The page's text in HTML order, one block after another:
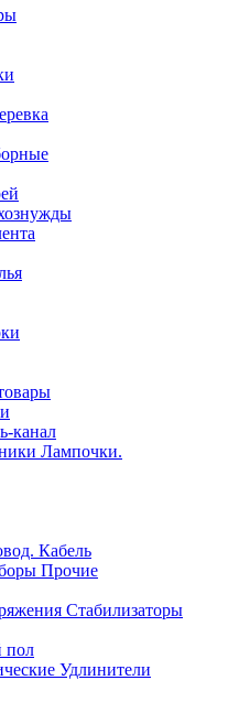
канал
Лампочки.
Кабель
Прочие
Стабилизаторы
пол
Удлинители